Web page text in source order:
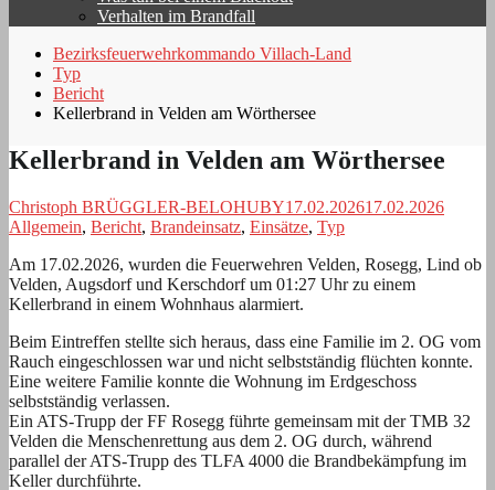
Verhalten im Brandfall
Bezirksfeuerwehrkommando Villach-Land
Typ
Bericht
Kellerbrand in Velden am Wörthersee
Kellerbrand in Velden am Wörthersee
Christoph BRÜGGLER-BELOHUBY17.02.202617.02.2026
Allgemein, Bericht, Brandeinsatz, Einsätze, Typ
Am 17.02.2026, wurden die Feuerwehren Velden, Rosegg, Lind ob
Velden, Augsdorf und Kerschdorf um 01:27 Uhr zu einem
Kellerbrand in einem Wohnhaus alarmiert.
Beim Eintreffen stellte sich heraus, dass eine Familie im 2. OG vom
Rauch eingeschlossen war und nicht selbstständig flüchten konnte.
Eine weitere Familie konnte die Wohnung im Erdgeschoss
selbstständig verlassen.
Ein ATS-Trupp der FF Rosegg führte gemeinsam mit der TMB 32
Velden die Menschenrettung aus dem 2. OG durch, während
parallel der ATS-Trupp des TLFA 4000 die Brandbekämpfung im
Keller durchführte.